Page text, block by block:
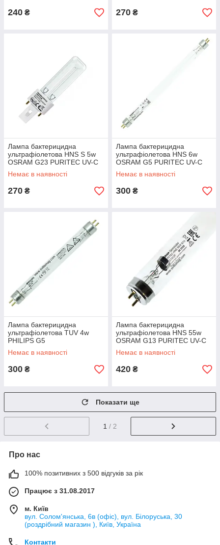
240 ₴ 270 ₴
Лампа бактерицидна
ультрафіолетова HNS S 5w
OSRAM G23 PURITEC UV-C
Немає в наявності
270 ₴
Лампа бактерицидна
ультрафіолетова HNS 6w
OSRAM G5 PURITEC UV-C
T5
Немає в наявності
300 ₴
Лампа бактерицидна
ультрафіолетова TUV 4w
PHILIPS G5
Немає в наявності
300 ₴
Лампа бактерицидна
ультрафіолетова HNS 55w
OSRAM G13 PURITEC UV-C
T8
Немає в наявності
420 ₴
Показати ще
1 / 2
Про нас
100% позитивних з 500 відгуків за рік
Працює з 31.08.2017
м. Київ
вул. Солом'янська, 6в (офіс), вул. Білоруська, 30
(роздрібний магазин ), Київ, Україна
Контакти